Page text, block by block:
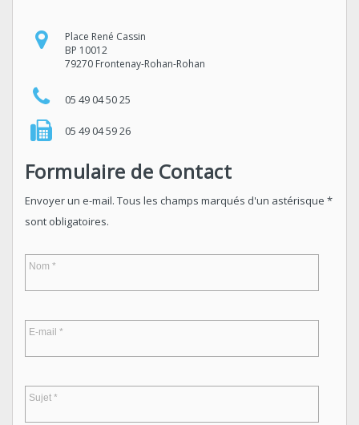
Place René Cassin
BP 10012
79270 Frontenay-Rohan-Rohan
05 49 04 50 25
05 49 04 59 26
Formulaire de Contact
Envoyer un e-mail. Tous les champs marqués d'un astérisque *
sont obligatoires.
Nom *
E-mail *
Sujet *